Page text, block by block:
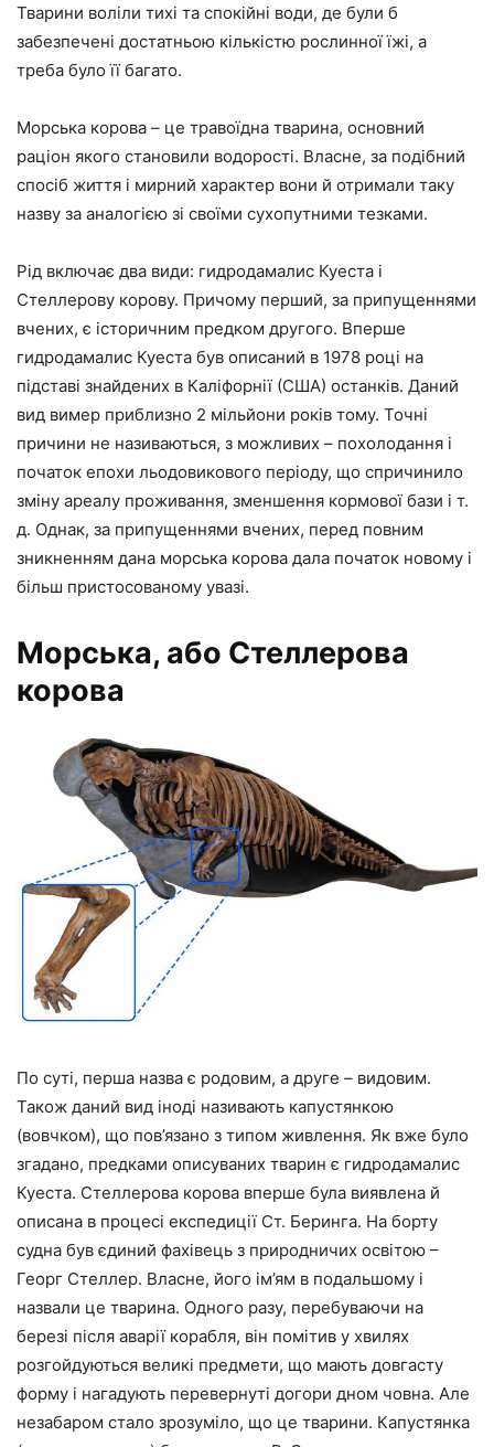
Тварини воліли тихі та спокійні води, де були б
забезпечені достатньою кількістю рослинної їжі, а
треба було її багато.
Морська корова – це травоїдна тварина, основний
раціон якого становили водорості. Власне, за подібний
спосіб життя і мирний характер вони й отримали таку
назву за аналогією зі своїми сухопутними тезками.
Рід включає два види: гидродамалис Куеста і
Стеллерову корову. Причому перший, за припущеннями
вчених, є історичним предком другого. Вперше
гидродамалис Куеста був описаний в 1978 році на
підставі знайдених в Каліфорнії (США) останків. Даний
вид вимер приблизно 2 мільйони років тому. Точні
причини не називаються, з можливих – похолодання і
початок епохи льодовикового періоду, що спричинило
зміну ареалу проживання, зменшення кормової бази і т.
д. Однак, за припущеннями вчених, перед повним
зникненням дана морська корова дала початок новому і
більш пристосованому увазі.
Морська, або Стеллерова
корова
По суті, перша назва є родовим, а друге – видовим.
Також даний вид іноді називають капустянкою
(вовчком), що пов’язано з типом живлення. Як вже було
згадано, предками описуваних тварин є гидродамалис
Куеста. Стеллерова корова вперше була виявлена й
описана в процесі експедиції Ст. Беринга. На борту
судна був єдиний фахівець з природничих освітою –
Георг Стеллер. Власне, його ім’ям в подальшому і
назвали це тварина. Одного разу, перебуваючи на
березі після аварії корабля, він помітив у хвилях
розгойдуються великі предмети, що мають довгасту
форму і нагадують перевернуті догори дном човна. Але
незабаром стало зрозуміло, що це тварини. Капустянка